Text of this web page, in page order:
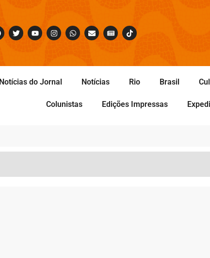
Notícias do Jornal Notícias Rio Brasil
Colunistas Edições Impressas